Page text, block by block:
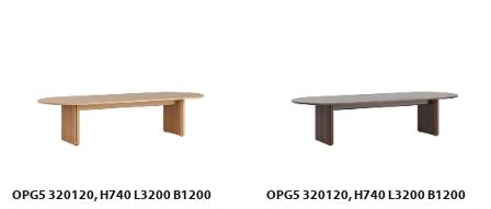
OPG5 320120, H740 L3200 B1200 OPG5 320120, H740 L3200 B1200